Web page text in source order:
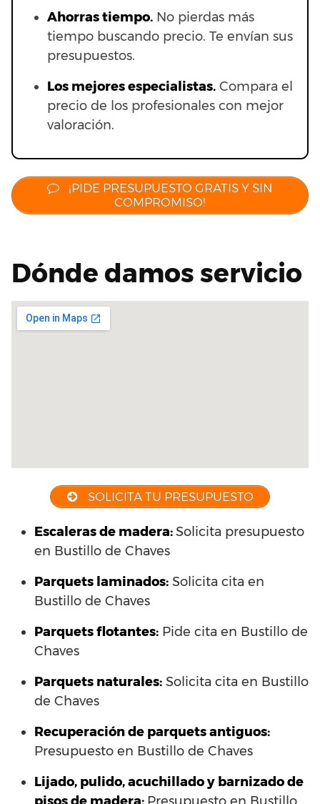
Ahorras tiempo. No pierdas más
tiempo buscando precio. Te envían sus
presupuestos.
Los mejores especialistas. Compara el
precio de los profesionales con mejor
valoración.
¡PIDE PRESUPUESTO GRATIS Y SIN
COMPROMISO!
Dónde damos servicio
SOLICITA TU PRESUPUESTO
Escaleras de madera:Solicita presupuesto
en Bustillo de Chaves
Parquets laminados: Solicita cita en
Bustillo de Chaves
Parquets flotantes: Pide cita en Bustillo de
Chaves
Parquets naturales: Solicita cita en Bustillo
de Chaves
Recuperación de parquets antiguos:
Presupuesto en Bustillo de Chaves
Lijado, pulido, acuchillado y barnizado de